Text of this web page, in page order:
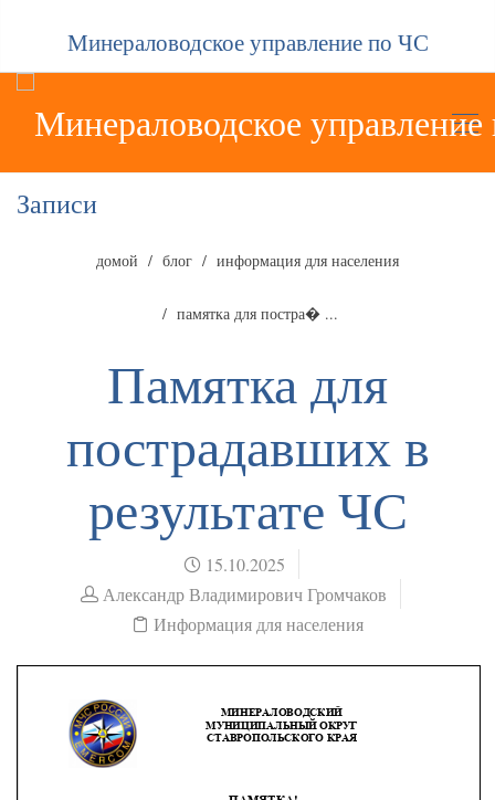
Минераловодское управление по ЧС
Записи
домой блог информация для населения
памятка для постра� ...
Памятка для
пострадавших в
результате ЧС
15.10.2025
Александр Владимирович Громчаков
Информация для населения